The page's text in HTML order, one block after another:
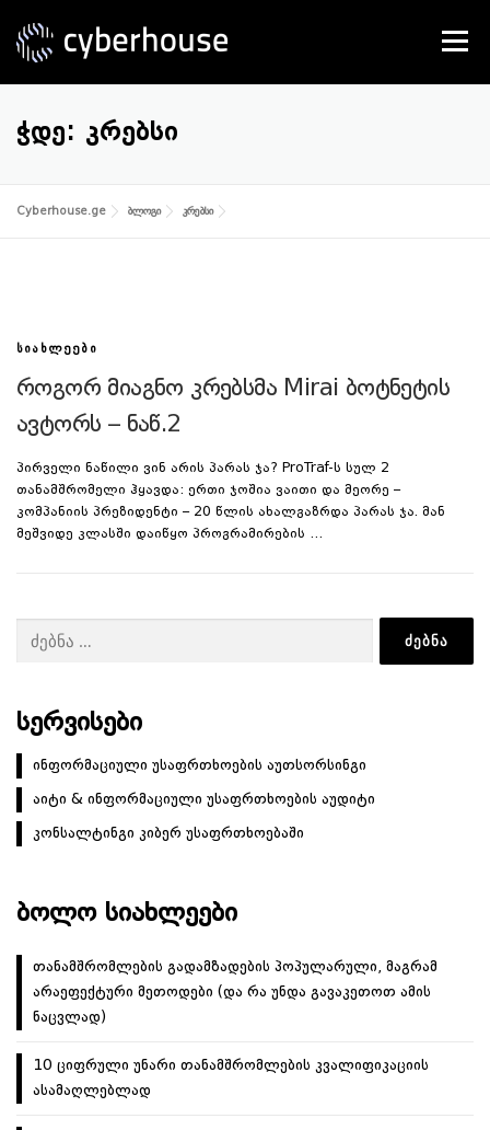
content
Menu
SERVICES ABOUT US
ᲭᲓᲔ: ᲙᲠᲔᲑᲡᲘ
Cyberhouse.ge ბლოგი კრებსი
ᲡᲘᲐᲮᲚᲔᲔᲑᲘ
როგორ მიაგნო კრებსმა Mirai ბოტნეტის
ავტორს – ნაწ.2
პირველი ნაწილი ვინ არის პარას ჯა? ProTraf-ს სულ 2
თანამშრომელი ჰყავდა: ერთი ჯოშია ვაითი და მეორე –
კომპანიის პრეზიდენტი – 20 წლის ახალგაზრდა პარას ჯა. მან
მეშვიდე კლასში დაიწყო პროგრამირების …
ᲡᲔᲠᲕᲘᲡᲔᲑᲘ
ინფორმაციული უსაფრთხოების აუთსორსინგი
აიტი & ინფორმაციული უსაფრთხოების აუდიტი
კონსალტინგი კიბერ უსაფრთხოებაში
ᲑᲝᲚᲝ ᲡᲘᲐᲮᲚᲔᲔᲑᲘ
თანამშრომლების გადამზადების პოპულარული, მაგრამ
არაეფექტური მეთოდები (და რა უნდა გავაკეთოთ ამის
ნაცვლად)
10 ციფრული უნარი თანამშრომლების კვალიფიკაციის
ასამაღლებლად